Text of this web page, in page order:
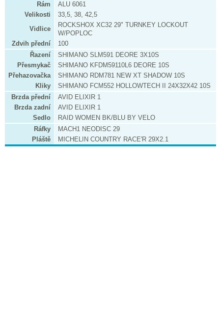
Rám
ALU 6061
Velikosti
33,5, 38, 42,5
Vidlice
ROCKSHOX XC32 29" TURNKEY LOCKOUT
W/POPLOC
Zdvih přední
100
Řazení
SHIMANO SLM591 DEORE 3X10S
Přesmykač
SHIMANO KFDM59110L6 DEORE 10S
Přehazovačka
SHIMANO RDM781 NEW XT SHADOW 10S
Kliky
SHIMANO FCM552 HOLLOWTECH II 24X32X42 10S
Brzda přední
AVID ELIXIR 1
Brzda zadní
AVID ELIXIR 1
Sedlo
RAID WOMEN BK/BLU BY VELO
Ráfky
MACH1 NEODISC 29
Pláště
MICHELIN COUNTRY RACE'R 29X2.1